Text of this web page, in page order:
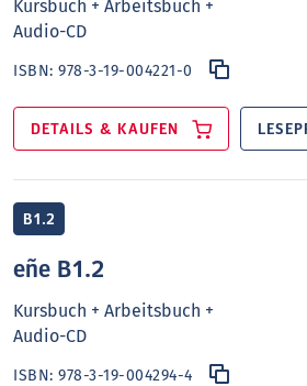
Schwerpunkte zu setzen und
unterschiedliche
Lerngeschwindigkeiten
Kursbuch + Arbeitsbuch +
Audio-CD
ISBN:978-3-19-004221-0
DETAILS & KAUFEN
B1.2
eñe B1.2
Kursbuch + Arbeitsbuch +
Audio-CD
ISBN:978-3-19-004294-4